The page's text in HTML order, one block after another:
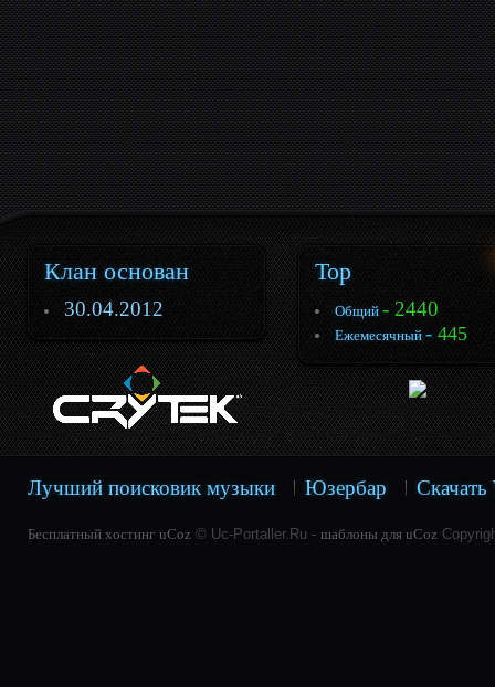
Клан основан
30.04.2012
Top
Общий - 2440
Ежемесячный - 445
Лучший поисковик музыки Юзербар Скачать
Бесплатный хостинг uCoz © Uc-Portaller.Ru - шаблоны для uCoz